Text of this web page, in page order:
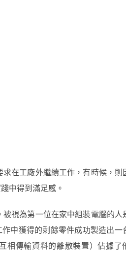
在工廠外繼續工作，有時候，則
中得到滿足感。
視為第一位在家中組裝電腦的人
中獲得的剩餘零件成功製造出一
相傳輸資料的離散裝置）佔據了